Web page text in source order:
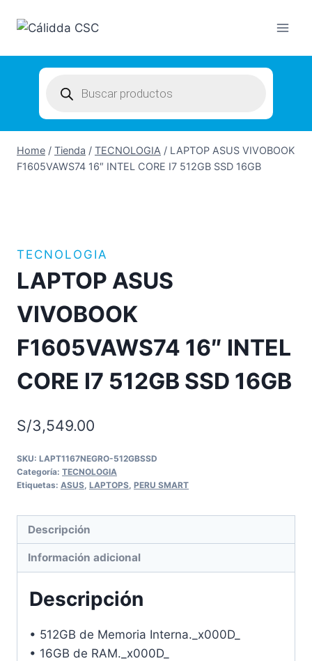
search
Home / Tienda / TECNOLOGIA / LAPTOP ASUS VIVOBOOK
F1605VAWS74 16″ INTEL CORE I7 512GB SSD 16GB
TECNOLOGIA
LAPTOP ASUS
VIVOBOOK
F1605VAWS74 16″ INTEL
CORE I7 512GB SSD 16GB
S/3,549.00
SKU: LAPT1167NEGRO-512GBSSD
Categoría: TECNOLOGIA
Etiquetas: ASUS LAPTOPS PERU SMART
Descripción
Información adicional
Descripción
• 512GB de Memoria Interna._x000D_
• 16GB de RAM._x000D_